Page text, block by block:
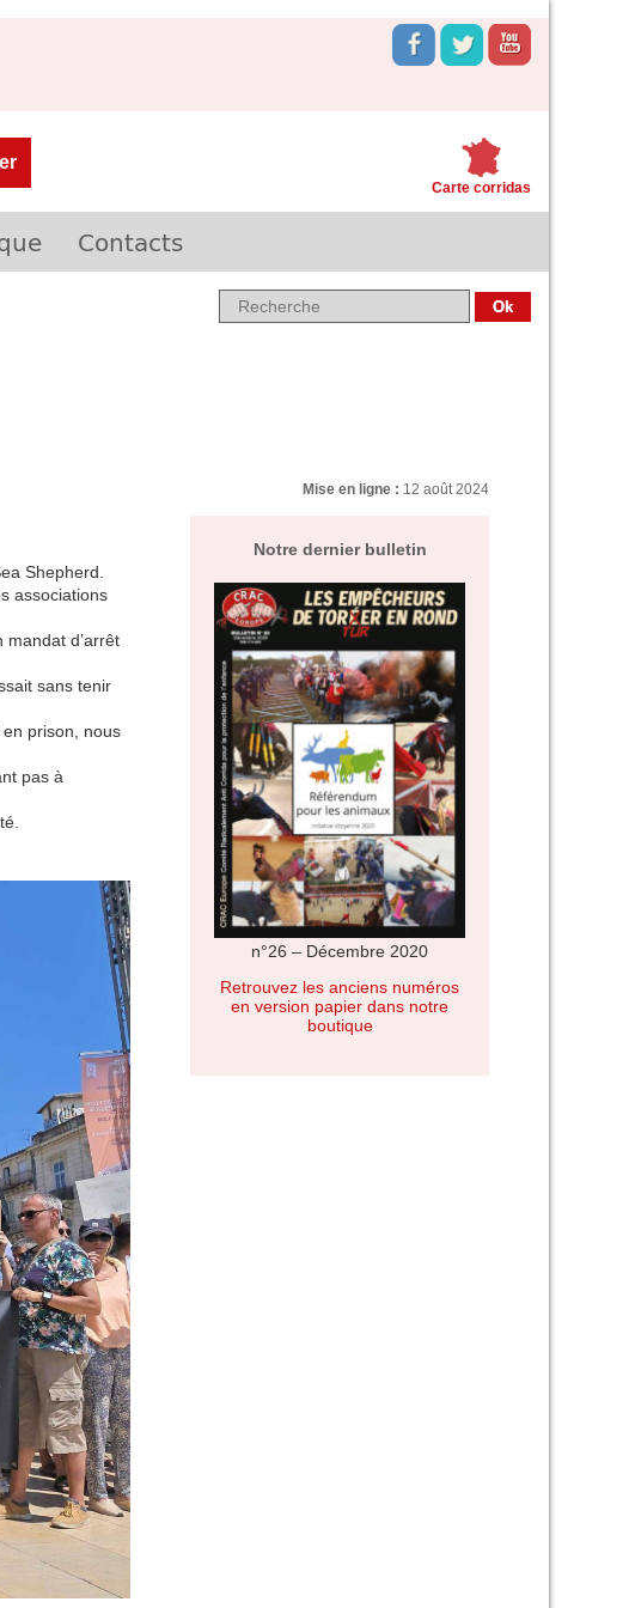
Carte corridas
Contacts
Mise en ligne : 12 août 2024
Shepherd.
associations
d’arrêt
sans tenir
en prison, nous
pas à
Notre dernier bulletin
n°26 – Décembre 2020
Retrouvez les anciens numéros
en version papier dans notre
boutique